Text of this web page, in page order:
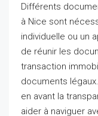
Différents
à Nice sont
individuelle ou un
de réunir les
transaction
documents
en avant la
aider à naviguer